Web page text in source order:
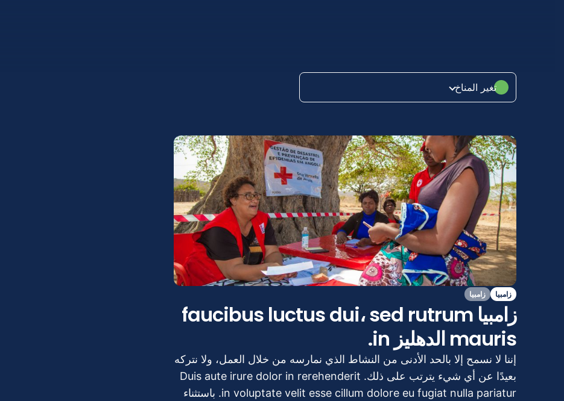
تغير المناخ
تغير المناخ
الهجرة والنزوح
الأزمات والكوارث
الاجتماعية والاقتصادية والتمكين
زامبيا زامبيا
زامبيا faucibus luctus dui، sed rutrum
mauris الدهليز in.
إننا لا نسمح إلا بالحد الأدنى من النشاط الذي نمارسه من خلال العمل، ولا نتركه
بعيدًا عن أي شيء يترتب على ذلك. Duis aute irure dolor in rerehenderit
in voluptate velit esse cillum dolore eu fugiat nulla pariatur. باستثناء